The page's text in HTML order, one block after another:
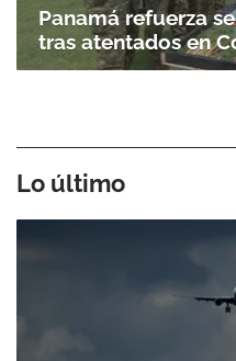
Panamá refuerza
tras atentados en
Lo último